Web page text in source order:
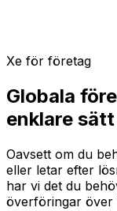
Xe för företag
Globala
enklare sätt
Oavsett om du
eller letar efter
har vi det du
överföringar över